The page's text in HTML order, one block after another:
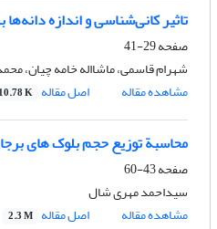
تاثیر کانی‌شناسی و اندازه
صفحه29-41
شهرام قاسمی، ماشااله خامه چیان،
مشاهده مقاله
اصل مقاله K
محاسبة توزیع حجم بلوک های
صفحه43-60
سیداحمد مهری شال
مشاهده مقاله
اصل مقاله 2.3 M